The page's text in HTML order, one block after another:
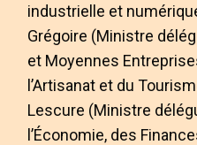
industrielle et
Grégoire (Ministre
et Moyennes
l’Artisanat et du
Lescure (Ministre
l’Économie, des